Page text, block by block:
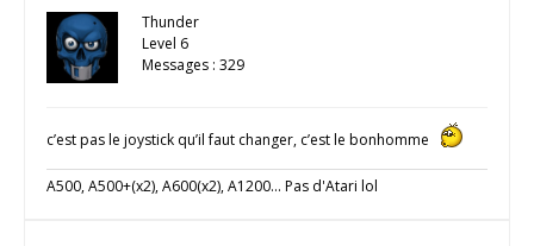
Thunder
Level 6
Messages : 329
c’est pas le joystick qu’il faut changer, c’est le bonhomme
A500, A500+(x2), A600(x2), A1200... Pas d'Atari lol